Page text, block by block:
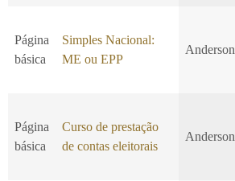
Página
básica
Simples Nacional:
ME ou EPP
Anderson
Página
básica
Curso de prestação
de contas eleitorais
Anderson